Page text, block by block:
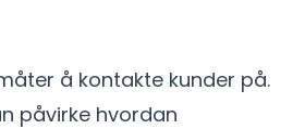
å kontakte kunder på.
påvirke hvordan